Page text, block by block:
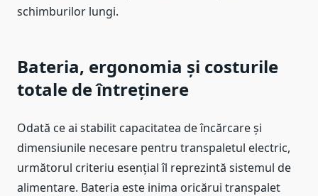
schimburilor lungi.
Bateria, ergonomia și costurile
totale de întreținere
Odată ce ai stabilit capacitatea de încărcare și
dimensiunile necesare pentru transpaletul electric,
următorul criteriu esențial îl reprezintă sistemul de
alimentare. Bateria este inima oricărui transpalet